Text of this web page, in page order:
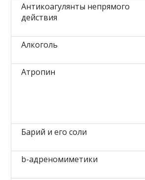
Антикоагулянты непрямого
действия
Алкоголь
Атропин
Барий и его соли
b-адреномиметики